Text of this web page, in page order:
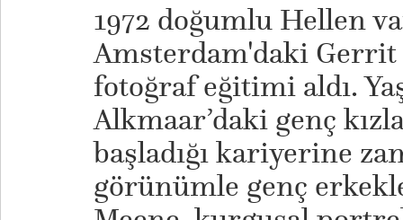
1972 doğumlu Hellen
Amsterdam'daki Gerrit
fotoğraf eğitimi aldı.
Alkmaar’daki genç
başladığı kariyerine
görünümle genç